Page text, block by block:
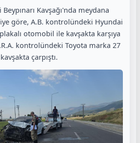
Kavşağı'nda meydana
göre, A.B. kontrolündeki Hyundai
otomobil ile kavşakta karşıya
kontrolündeki Toyota marka 27
çarpıştı.